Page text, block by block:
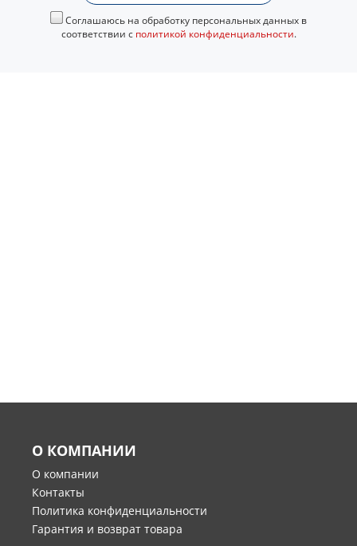
Соглашаюсь на обработку персональных данных в
соответствии с политикой конфиденциальности.
О КОМПАНИИ
О компании
Контакты
Политика конфиденциальности
Гарантия и возврат товара